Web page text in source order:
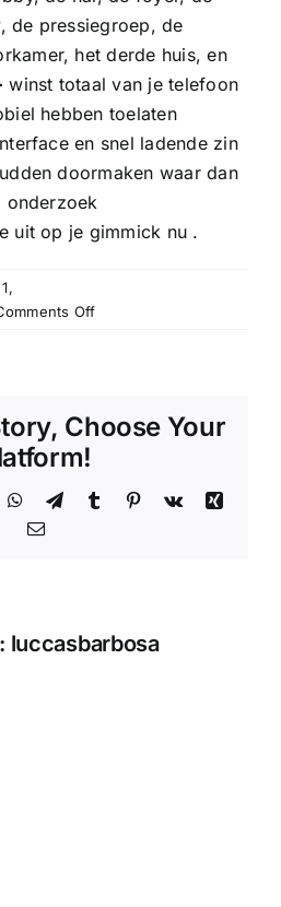
de pressiegroep, de
het derde huis, en
winst totaal van je telefoon
hebben toelaten
en snel ladende zin
doormaken waar dan
uit op je gimmick nu .
Offon
—
Free
Choose Your
WhatsApp
TelegramTumblr Pinterest
Vk
Xing
Email
luccasbarbosa